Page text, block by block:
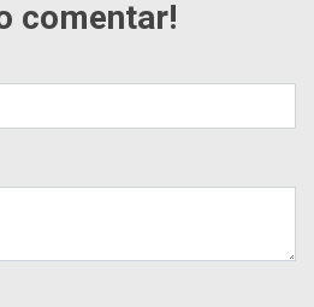
comentar!